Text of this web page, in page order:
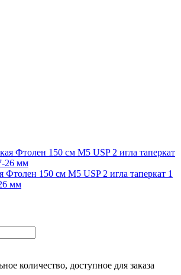
Фтолен 150 см М5 USP 2 игла таперкат 1
мм
количество, доступное для заказа